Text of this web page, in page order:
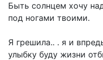
Быть солнцем хочу
под ногами твоими.
Я грешила.. . я и
улыбку буду жизни